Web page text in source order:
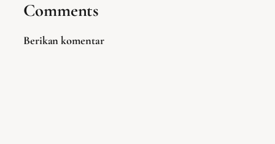
Comments
Berikan komentar